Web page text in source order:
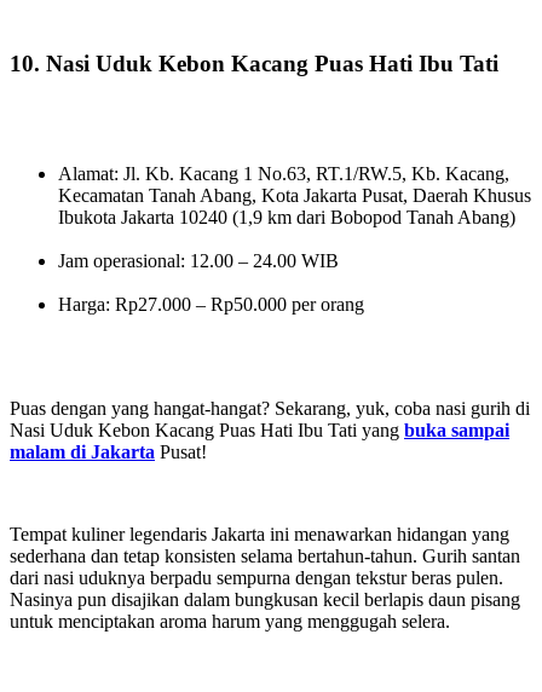
10. Nasi Uduk Kebon Kacang Puas Hati Ibu Tati
Alamat: Jl. Kb. Kacang 1 No.63, RT.1/RW.5, Kb. Kacang,
Kecamatan Tanah Abang, Kota Jakarta Pusat, Daerah Khusus
Ibukota Jakarta 10240 (1,9 km dari Bobopod Tanah Abang)
Jam operasional: 12.00 – 24.00 WIB
Harga: Rp27.000 – Rp50.000 per orang
Puas dengan yang hangat-hangat? Sekarang, yuk, coba nasi gurih di
Nasi Uduk Kebon Kacang Puas Hati Ibu Tati yang buka sampai
malam di Jakarta Pusat!
Tempat kuliner legendaris Jakarta ini menawarkan hidangan yang
sederhana dan tetap konsisten selama bertahun-tahun. Gurih santan
dari nasi uduknya berpadu sempurna dengan tekstur beras pulen.
Nasinya pun disajikan dalam bungkusan kecil berlapis daun pisang
untuk menciptakan aroma harum yang menggugah selera.